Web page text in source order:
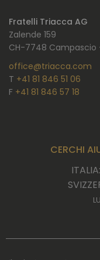
Fratelli Triacca AG
Zalende 159
CH-7748 Campascio
office@triacca.com
T +41 81 846 51 06
F +41 81 846 57 18
CERCHI